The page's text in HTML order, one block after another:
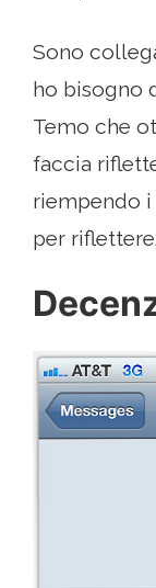
Sono
ho bisogno
Temo che
faccia
riempendo
per riflettere.